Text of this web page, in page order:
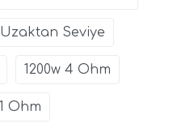
Seviye
1200w 4 Ohm
Ohm